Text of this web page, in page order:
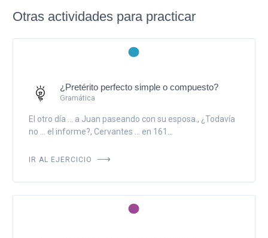
Otras actividades para practicar
¿Pretérito perfecto simple o compuesto?
Gramática
El otro día ... a Juan paseando con su esposa., ¿Todavía
no ... el informe?, Cervantes ... en 161...
IR AL EJERCICIO